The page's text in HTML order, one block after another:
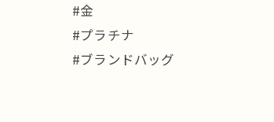
#金
#プラチナ
#ブランドバッグ